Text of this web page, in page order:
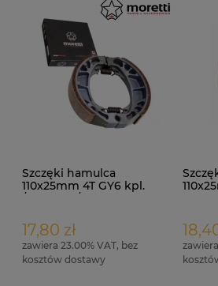
Szczęki hamulca
110x25mm 4T GY6 kpl.
/MORETTI/
17,80 zł
zawiera 23.00% VAT, bez
kosztów dostawy